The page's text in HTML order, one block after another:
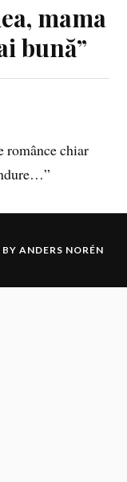
mama
bună”
românce chiar
BY ANDERS NORÉN